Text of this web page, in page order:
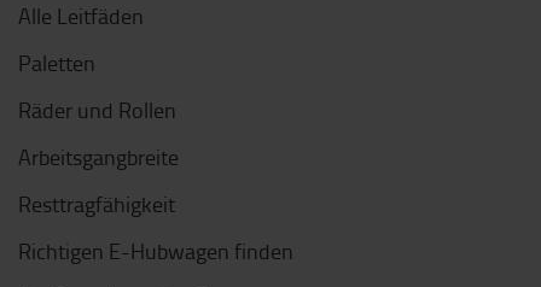
Alle Leitfäden
Paletten
Räder und Rollen
Arbeitsgangbreite
Resttragfähigkeit
Richtigen E-Hubwagen finden